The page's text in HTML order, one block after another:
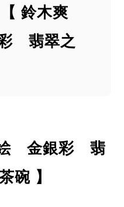
鈴木爽
翡翠之
絵 金銀彩 翡
碗 】